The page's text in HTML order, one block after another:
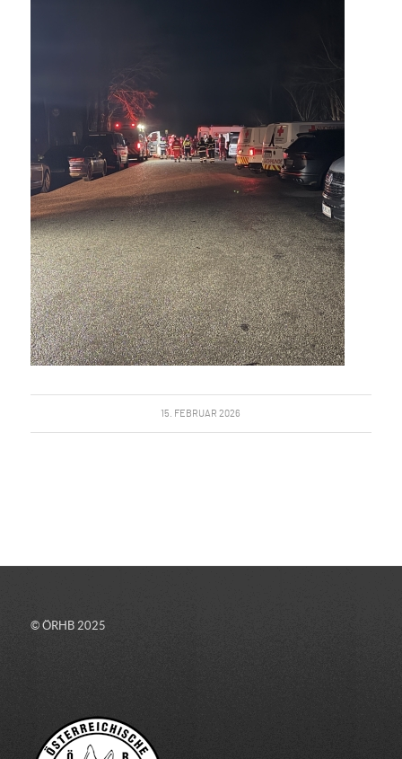
15. FEBRUAR 2026
© ÖRHB 2025